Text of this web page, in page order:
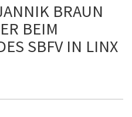
BRAUN
BEIM
SBFV IN LINX